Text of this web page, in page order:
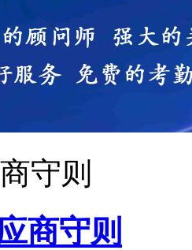
守则
商守则